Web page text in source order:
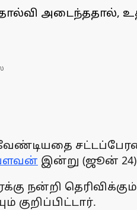
அடைந்ததால்,
இன்று (ஜூன் 24)
நன்றி
குறிப்பிட்டார்.